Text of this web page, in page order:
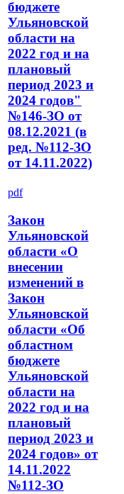
бюджете
Ульяновской
области на
2022 год и на
плановый
период 2023 и
2024 годов"
№146-ЗО от
08.12.2021 (в
ред. №112-ЗО
от 14.11.2022)
pdf
Закон
Ульяновской
области «О
внесении
изменений в
Закон
Ульяновской
области «Об
областном
бюджете
Ульяновской
области на
2022 год и на
плановый
период 2023 и
2024 годов» от
14.11.2022
№112-ЗО